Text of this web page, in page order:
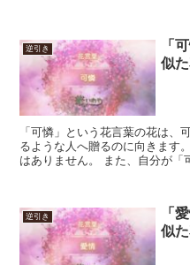
逆引き
「
似
「可憐」という花言葉の花は、
るような人へ贈るのに向きます
はありません。 また、自分が「
逆引き
「
似